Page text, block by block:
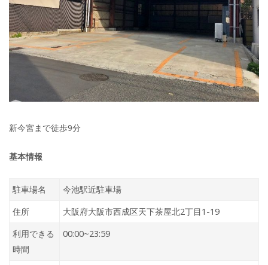
新今宮まで徒歩9分
基本情報
駐車場名
今池駅近駐車場
住所
大阪府大阪市西成区天下茶屋北2丁目1-19
利用できる
時間
00:00~23:59